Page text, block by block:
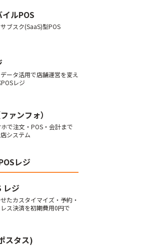
ルPOS
ブスク(SaaS)型POS
ータ活用で店舗運営を変え
レジ
ァンフォ）
で注文・POS・会計まで
システム
レジ
レジ
たカスタイマイズ・予約・
ス決済を初期費用0円で
スタス)